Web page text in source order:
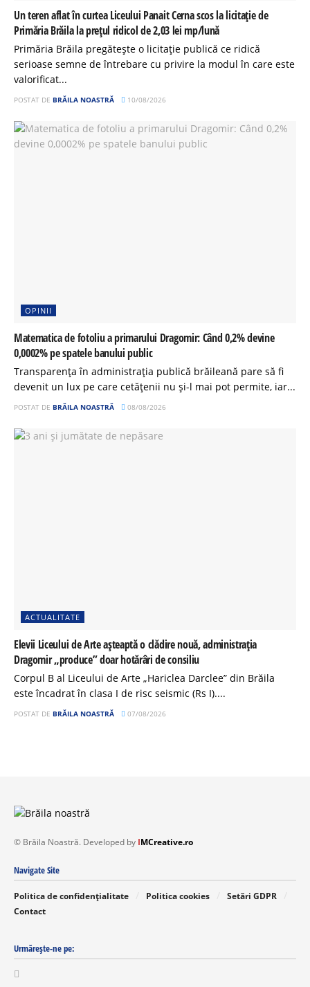
Un teren aflat în curtea Liceului Panait Cerna scos la licitație de
Primăria Brăila la prețul ridicol de 2,03 lei mp/lună
Primăria Brăila pregătește o licitație publică ce ridică
serioase semne de întrebare cu privire la modul în care este
valorificat...
POSTAT DE BRĂILA NOASTRĂ 10/08/2026
OPINII
Matematica de fotoliu a primarului Dragomir: Când 0,2% devine
0,0002% pe spatele banului public
Transparența în administrația publică brăileană pare să fi
devenit un lux pe care cetățenii nu și-l mai pot permite, iar...
POSTAT DE BRĂILA NOASTRĂ 08/08/2026
ACTUALITATE
Elevii Liceului de Arte așteaptă o clădire nouă, administrația
Dragomir „produce” doar hotărâri de consiliu
Corpul B al Liceului de Arte „Hariclea Darclee” din Brăila
este încadrat în clasa I de risc seismic (Rs I)....
POSTAT DE BRĂILA NOASTRĂ 07/08/2026
© Brăila Noastră. Developed by IMCreative.ro
Navigate Site
Politica de confidențialitate Politica cookies
Setări GDPR
Contact
Urmărește-ne pe: